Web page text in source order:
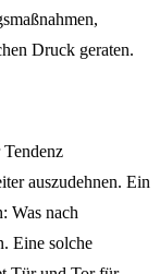
Druck geraten.
auszudehnen. Ein
Was nach
Eine solche